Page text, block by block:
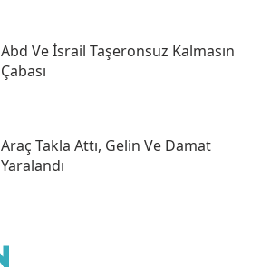
Abd Ve İsrail Taşeronsuz Kalmasın
Çabası
Araç Takla Attı, Gelin Ve Damat
Yaralandı